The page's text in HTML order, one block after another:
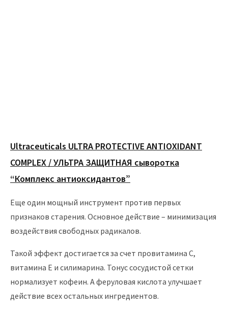
Ultraceuticals ULTRA PROTECTIVE ANTIOXIDANT
COMPLEX / УЛЬТРА ЗАЩИТНАЯ сыворотка
“Комплекс антиоксидантов”
Еще один мощный инструмент против первых
признаков старения. Основное действие – минимизация
воздействия свободных радикалов.
Такой эффект достигается за счет провитамина С,
витамина Е и силимарина. Тонус сосудистой сетки
нормализует кофеин. А феруловая кислота улучшает
действие всех остальных ингредиентов.